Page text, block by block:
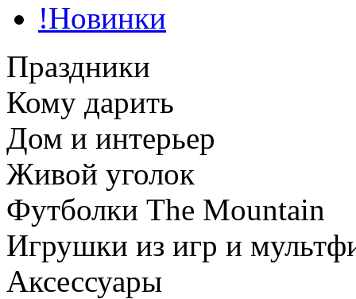
!Новинки
Праздники
Кому дарить
Дом и интерьер
Живой уголок
Футболки The Mountain
Игрушки из игр и
Аксессуары